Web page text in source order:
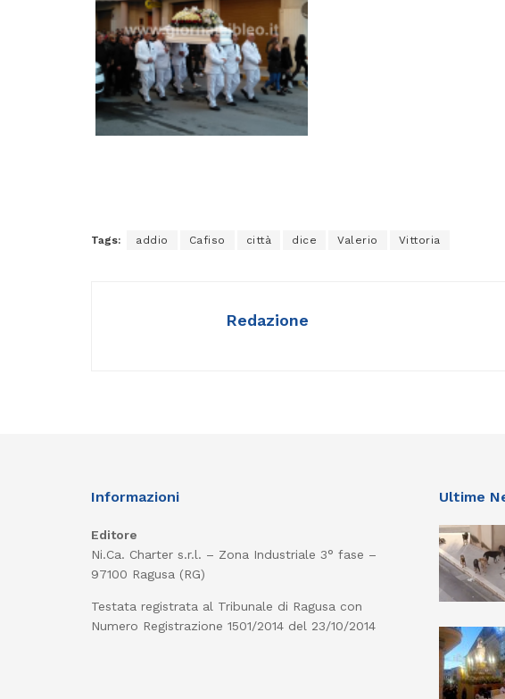
Tags: addio Cafiso città dice Valerio Vittoria
Redazione
Informazioni
Editore
Ni.Ca. Charter s.r.l. – Zona Industriale 3° fase –
97100 Ragusa (RG)
Testata registrata al Tribunale di Ragusa con
Numero Registrazione 1501/2014 del 23/10/2014
Ultime